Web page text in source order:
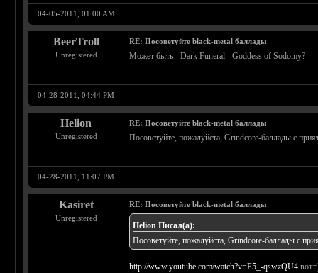
04-05-2011, 01:00 AM
BeerTroll
Unregistered
RE: Посоветуйте black-metal баллады
Может быть - Dark Funeral - Goddess of Sodomy?
04-28-2011, 04:44 PM
Helion
Unregistered
RE: Посоветуйте black-metal баллады
Посоветуйте, пожалуйста, Grindcore-баллады с
04-28-2011, 11:07 PM
Kasiret
Unregistered
RE: Посоветуйте black-metal баллады
Helion Писал(а):
Посоветуйте, пожалуйста, Grindcore-баллады с
http://www.youtube.com/watch?v=F5_-qswzQU4